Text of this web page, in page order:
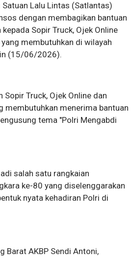
Lalu Lintas (Satlantas)
dengan membagikan bantuan
Sopir Truck, Ojek Online
membutuhkan di wilayah
(15/06/2026).
Sopir Truck, Ojek Online dan
membutuhkan menerima bantuan
tema "Polri Mengabdi
salah satu rangkaian
ke-80 yang diselenggarakan
nyata kehadiran Polri di
Barat AKBP Sendi Antoni,